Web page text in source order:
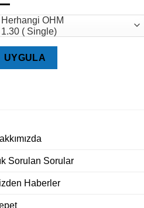
UYGULA
Sorulan Sorular
Haberler